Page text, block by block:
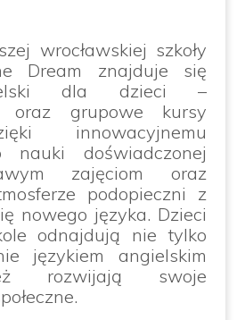
wrocławskiej szkoły
Dream znajduje się
dla dzieci –
oraz grupowe kursy
innowacyjnemu
nauki doświadczonej
zajęciom oraz
podopieczni z
nowego języka. Dzieci
odnajdują nie tylko
językiem angielskim
rozwijają swoje